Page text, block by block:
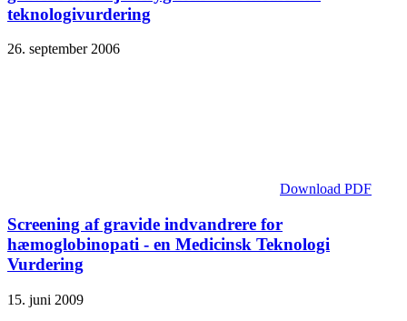
teknologivurdering
26. september 2006
Download PDF
Screening af gravide indvandrere for
hæmoglobinopati - en Medicinsk Teknologi
Vurdering
15. juni 2009